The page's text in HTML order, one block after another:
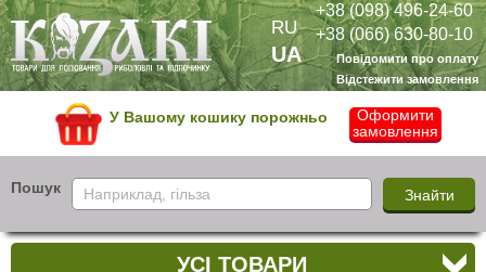
+38 (098) 496-24-60
+38 (066) 630-80-10
Повідомити про оплату
Відстежити замовлення
RU
UA
У Вашому кошику порожньо
Оформити
замовлення
Пошук
УСІ ТОВАРИ